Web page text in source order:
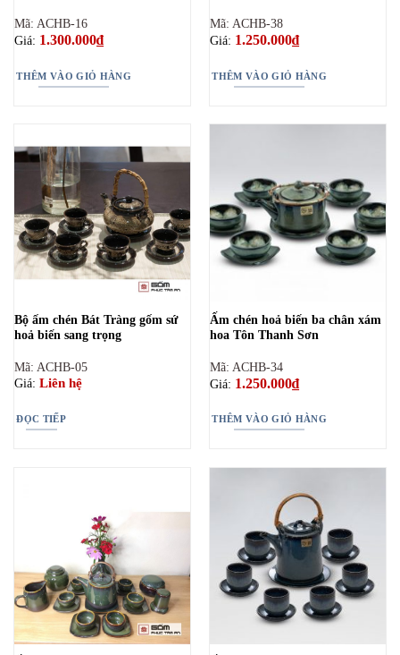
Mã: ACHB-16
Giá: 1.300.000₫
THÊM VÀO GIỎ HÀNG
Mã: ACHB-38
Giá: 1.250.000₫
THÊM VÀO GIỎ HÀNG
Bộ ấm chén Bát Tràng gốm sứ
hoả biến sang trọng
Mã: ACHB-05
Giá: Liên hệ
ĐỌC TIẾP
Ấm chén hoả biến ba chân xám
hoa Tôn Thanh Sơn
Mã: ACHB-34
Giá: 1.250.000₫
THÊM VÀO GIỎ HÀNG